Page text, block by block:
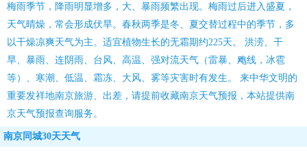
梅雨季节，降雨明显增多，大、暴雨频繁出现。梅雨过后进入盛夏，
天气晴燥，常会形成伏旱。春秋两季是冬、夏交替过程中的季节，多
以干燥凉爽天气为主。适宜植物生长的无霜期约225天。 洪涝、干
旱、暴雨、连阴雨、台风、高温、强对流天气（雷暴、飑线，冰雹
等）、寒潮、低温、霜冻、大风、雾等灾害时有发生。 来中华文明的
重要发祥地南京旅游、出差，请提前收藏南京天气预报，本站提供南
京天气预报查询服务。
南京同城30天天气